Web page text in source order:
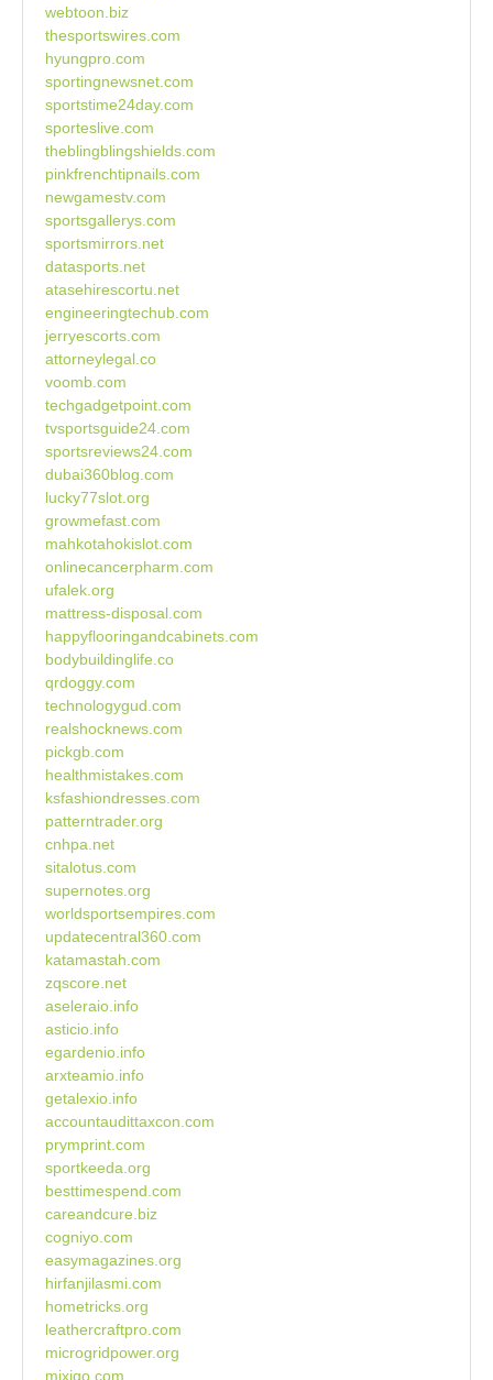
webtoon.biz
thesportswires.com
hyungpro.com
sportingnewsnet.com
sportstime24day.com
sporteslive.com
theblingblingshields.com
pinkfrenchtipnails.com
newgamestv.com
sportsgallerys.com
sportsmirrors.net
datasports.net
atasehirescortu.net
engineeringtechub.com
jerryescorts.com
attorneylegal.co
voomb.com
techgadgetpoint.com
tvsportsguide24.com
sportsreviews24.com
dubai360blog.com
lucky77slot.org
growmefast.com
mahkotahokislot.com
onlinecancerpharm.com
ufalek.org
mattress-disposal.com
happyflooringandcabinets.com
bodybuildinglife.co
qrdoggy.com
technologygud.com
realshocknews.com
pickgb.com
healthmistakes.com
ksfashiondresses.com
patterntrader.org
cnhpa.net
sitalotus.com
supernotes.org
worldsportsempires.com
updatecentral360.com
katamastah.com
zqscore.net
aseleraio.info
asticio.info
egardenio.info
arxteamio.info
getalexio.info
accountaudittaxcon.com
prymprint.com
sportkeeda.org
besttimespend.com
careandcure.biz
cogniyo.com
easymagazines.org
hirfanjilasmi.com
hometricks.org
leathercraftpro.com
microgridpower.org
mixiqo.com